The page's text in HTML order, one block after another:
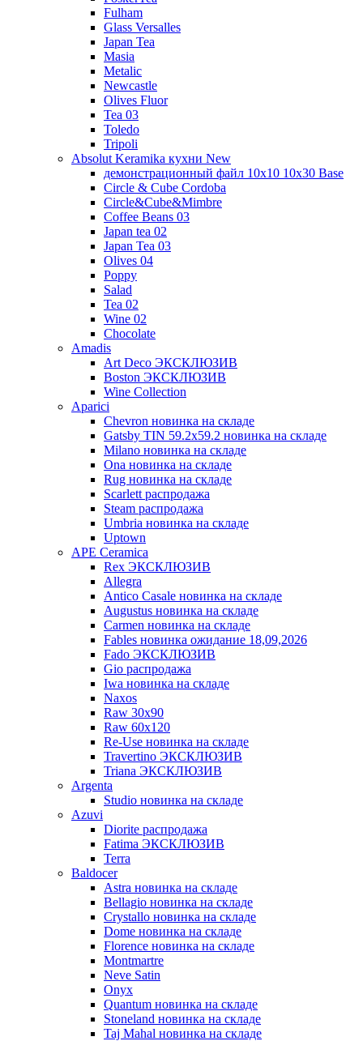
Fulham
Glass Versalles
Japan Tea
Masia
Metalic
Newcastle
Olives Fluor
Tea 03
Toledo
Tripoli
Absolut Keramika кухни New
демонстрационный файл 10x10 10x30 Base
Circle & Cube Cordoba
Circle&Cube&Mimbre
Coffee Beans 03
Japan tea 02
Japan Tea 03
Olives 04
Poppy
Salad
Tea 02
Wine 02
Chocolate
Amadis
Art Deco ЭКСКЛЮЗИВ
Boston ЭКСКЛЮЗИВ
Wine Collection
Aparici
Chevron новинка на складе
Gatsby TIN 59.2x59.2 новинка на складе
Milano новинка на складе
Ona новинка на складе
Rug новинка на складе
Scarlett распродажа
Steam распродажа
Umbria новинка на складе
Uptown
APE Ceramica
Rex ЭКСКЛЮЗИВ
Allegra
Antico Casale новинка на складе
Augustus новинка на складе
Carmen новинка на складе
Fables новинка ожидание 18,09,2026
Fado ЭКСКЛЮЗИВ
Gio распродажа
Iwa новинка на складе
Naxos
Raw 30x90
Raw 60х120
Re-Use новинка на складе
Travertino ЭКСКЛЮЗИВ
Triana ЭКСКЛЮЗИВ
Argenta
Studio новинка на складе
Azuvi
Diorite распродажа
Fatima ЭКСКЛЮЗИВ
Terra
Baldoсer
Astra новинка на складе
Bellagio новинка на складе
Crystallo новинка на складе
Dome новинка на складе
Florence новинка на складе
Montmartre
Neve Satin
Onyx
Quantum новинка на складе
Stoneland новинка на складе
Taj Mahal новинка на складе